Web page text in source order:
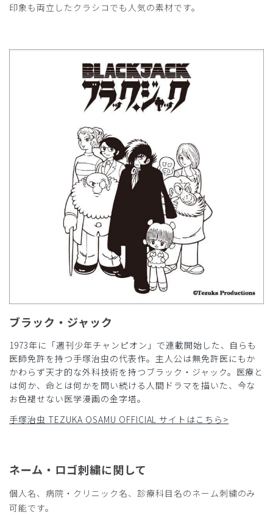
印象も両立したクラシコでも人気の素材です。
ブラック・ジャック
1973年に「週刊少年チャンピオン」で連載開始した、自らも
医師免許を持つ手塚治虫の代表作。主人公は無免許医にもか
かわらず天才的な外科技術を持つブラック・ジャック。医療と
は何か、命とは何かを問い続ける人間ドラマを描いた、今な
お色褪せない医学漫画の金字塔。
手塚治虫 TEZUKA OSAMU OFFICIAL サイトはこちら>
ネーム・ロゴ刺繍に関して
個人名、病院・クリニック名、診療科目名のネーム刺繍のみ
可能です。